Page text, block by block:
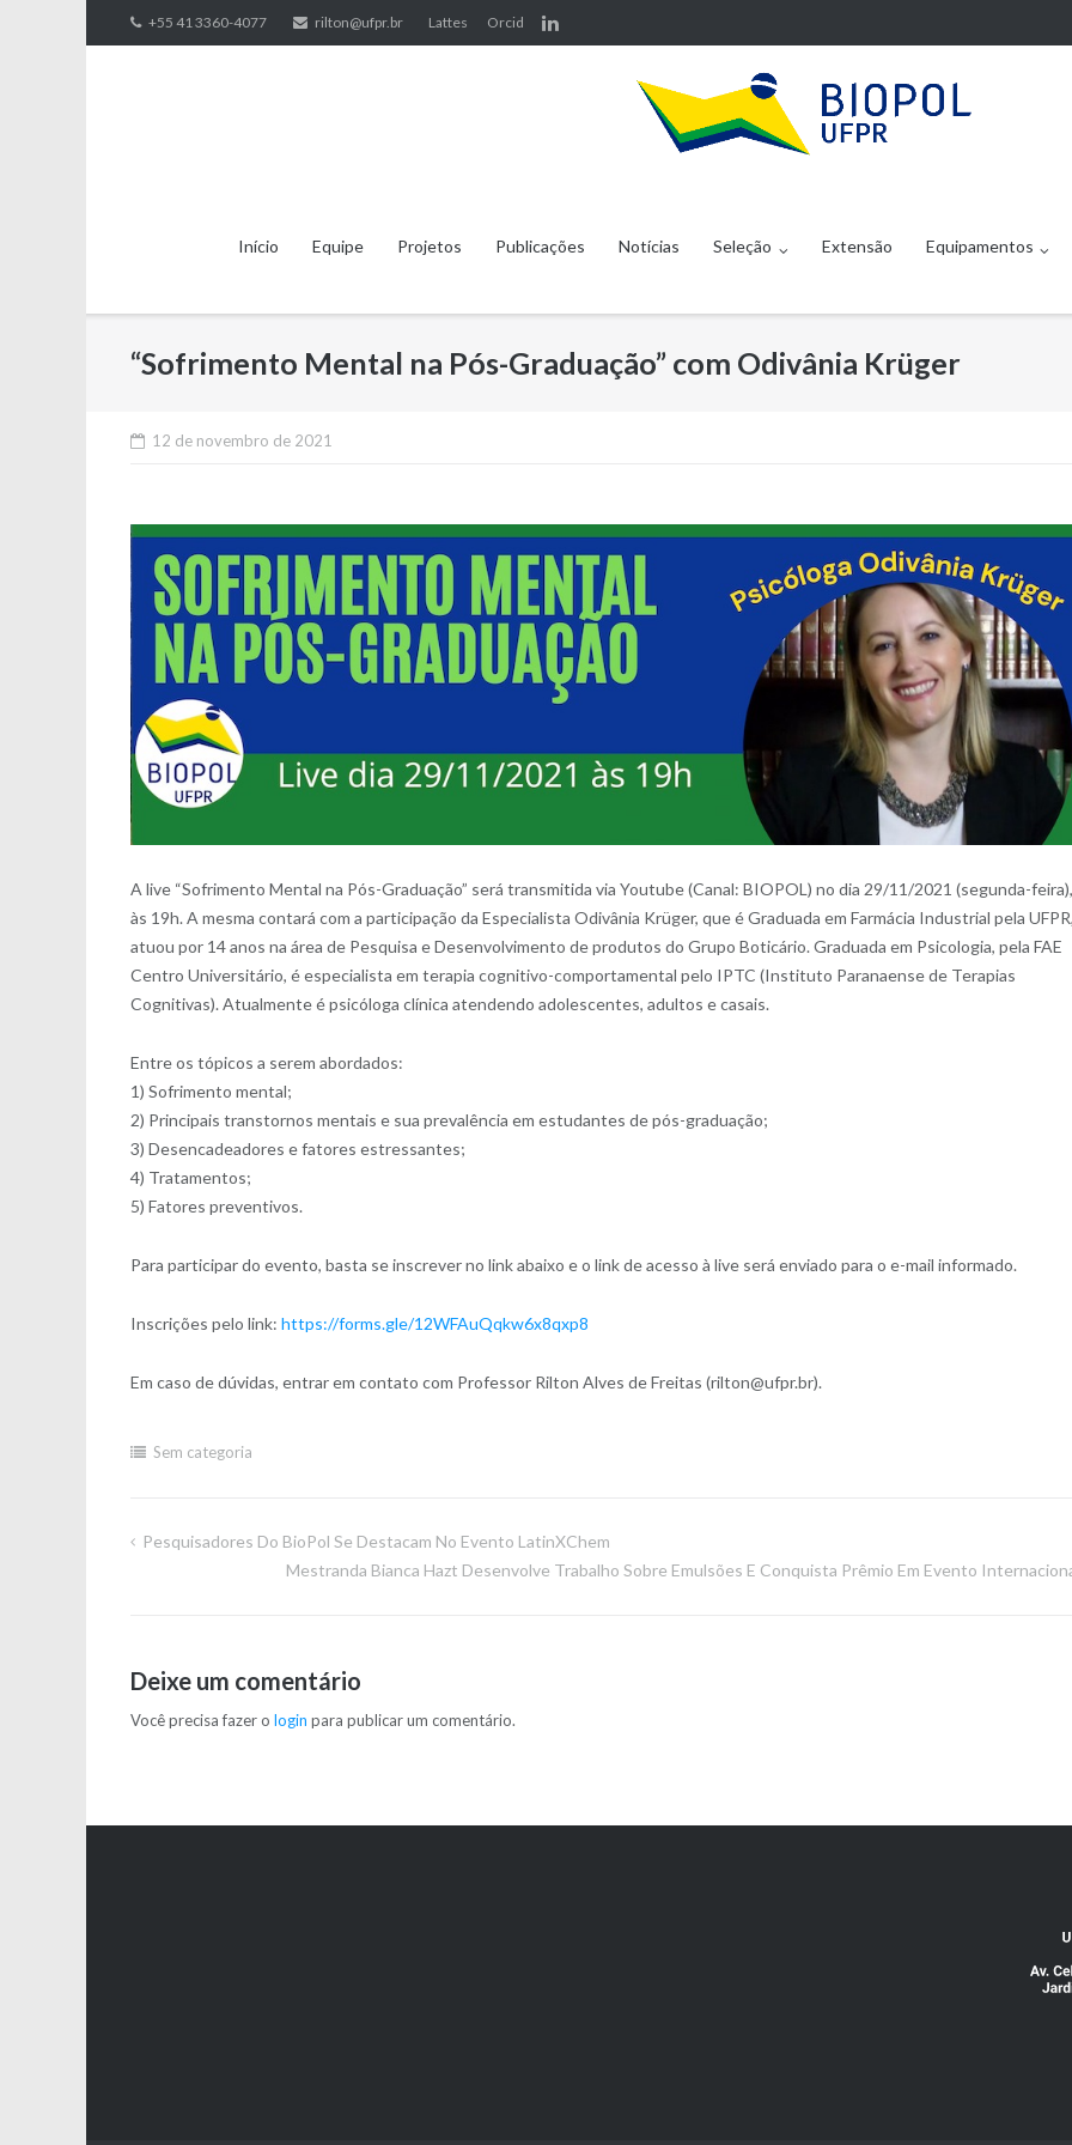
to
+55 41 3360-4077 rilton@ufpr.br Lattes Orcid
Início Equipe Projetos Publicações Notícias Seleção Extensão Equipamentos
“Sofrimento Mental na Pós-Graduação” com Odivânia Krüger
12 de novembro de 2021
A live “Sofrimento Mental na Pós-Graduação” será transmitida via Youtube (Canal: BIOPOL) no dia 29/11/2021 (segunda-
às 19h. A mesma contará com a participação da Especialista Odivânia Krüger, que é Graduada em Farmácia Industrial pela
atuou por 14 anos na área de Pesquisa e Desenvolvimento de produtos do Grupo Boticário. Graduada em Psicologia, pela FAE
Centro Universitário, é especialista em terapia cognitivo-comportamental pelo IPTC (Instituto Paranaense de Terapias
Cognitivas). Atualmente é psicóloga clínica atendendo adolescentes, adultos e casais.
Entre os tópicos a serem abordados:
1) Sofrimento mental;
2) Principais transtornos mentais e sua prevalência em estudantes de pós-graduação;
3) Desencadeadores e fatores estressantes;
4) Tratamentos;
5) Fatores preventivos.
Para participar do evento, basta se inscrever no link abaixo e o link de acesso à live será enviado para o e-mail informado.
Inscrições pelo link:https://forms.gle/12WFAuQqkw6x8qxp8
Em caso de dúvidas, entrar em contato com Professor Rilton Alves de Freitas (rilton@ufpr.br).
Sem categoria
Navegação
Post
Pesquisadores Do BioPol Se Destacam No Evento LatinXChem
Mestranda Bianca Hazt Desenvolve Trabalho Sobre Emulsões E Conquista Prêmio Em Evento
Deixe um comentário
Você precisa fazer ologin para publicar um comentário.